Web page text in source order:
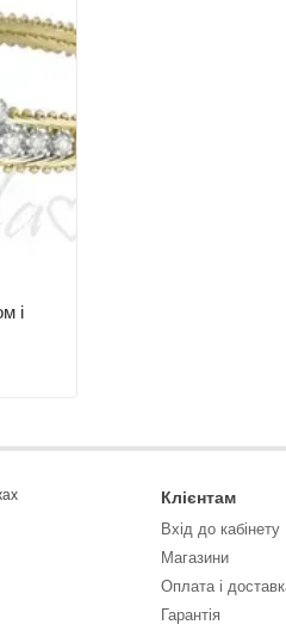
і
Клієнтам
Вхід до кабінету
Магазини
Оплата і
Гарантія